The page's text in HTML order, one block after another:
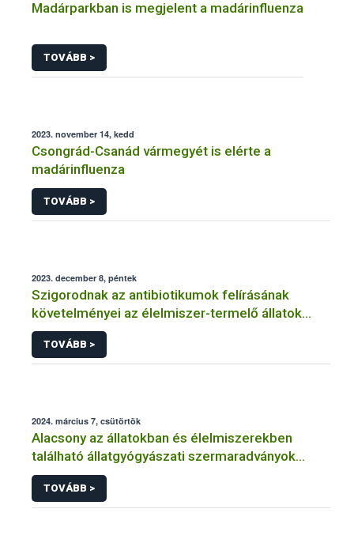
Madárparkban is megjelent a madárinfluenza
TOVÁBB >
2023. november 14, kedd
Csongrád-Csanád vármegyét is elérte a
madárinfluenza
TOVÁBB >
2023. december 8, péntek
Szigorodnak az antibiotikumok felírásának
követelményei az élelmiszer-termelő állatok
esetében
TOVÁBB >
2024. március 7, csütörtök
Alacsony az állatokban és élelmiszerekben
található állatgyógyászati szermaradványok
szintje
TOVÁBB >